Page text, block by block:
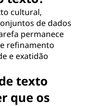
cultural,
de dados
permanece
refinamento
e exatidão
texto
que os